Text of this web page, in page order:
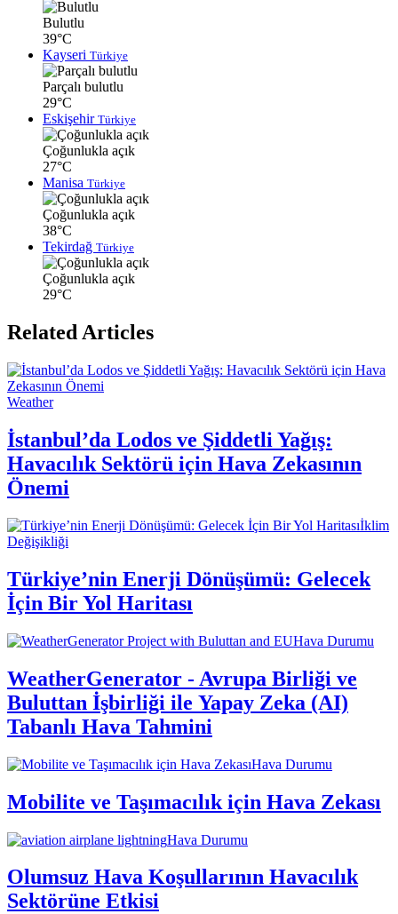
Bulutlu
39°C
Kayseri Türkiye
Parçalı bulutlu
29°C
Eskişehir Türkiye
Çoğunlukla açık
27°C
Manisa Türkiye
Çoğunlukla açık
38°C
Tekirdağ Türkiye
Çoğunlukla açık
29°C
Related Articles
Weather
İstanbul’da Lodos ve Şiddetli Yağış:
Havacılık Sektörü için Hava Zekasının
Önemi
İklim
Değişikliği
Türkiye’nin Enerji Dönüşümü: Gelecek
İçin Bir Yol Haritası
Hava Durumu
WeatherGenerator - Avrupa Birliği ve
Buluttan İşbirliği ile Yapay Zeka (AI)
Tabanlı Hava Tahmini
Hava Durumu
Mobilite ve Taşımacılık için Hava Zekası
Hava Durumu
Olumsuz Hava Koşullarının Havacılık
Sektörüne Etkisi